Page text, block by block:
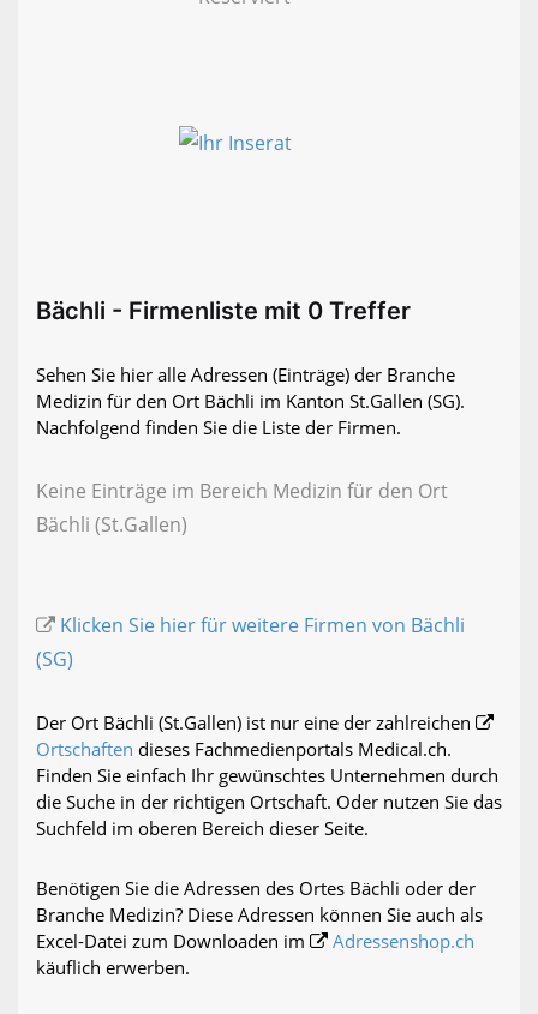
Bächli - Firmenliste mit 0 Treffer
Sehen Sie hier alle Adressen (Einträge) der Branche
Medizin für den Ort Bächli im Kanton St.Gallen (SG).
Nachfolgend finden Sie die Liste der Firmen.
Keine Einträge im Bereich Medizin für den Ort
Bächli (St.Gallen)
Klicken Sie hier für weitere Firmen von Bächli
(SG)
Der Ort Bächli (St.Gallen) ist nur eine der zahlreichen
Ortschaften dieses Fachmedienportals Medical.ch.
Finden Sie einfach Ihr gewünschtes Unternehmen durch
die Suche in der richtigen Ortschaft. Oder nutzen Sie das
Suchfeld im oberen Bereich dieser Seite.
Benötigen Sie die Adressen des Ortes Bächli oder der
Branche Medizin? Diese Adressen können Sie auch als
Excel-Datei zum Downloaden im
Adressenshop.ch
käuflich erwerben.